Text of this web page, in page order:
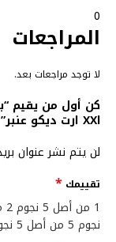
0
المراجعات
لا توجد مراجعات بعد.
كن أول من يقيم
XXl ارت ديكو عنبر”
لن يتم نشر عنوان
تقييمك *
1 من أصل 5 نجوم 2 من أصل 5 نجوم
نجوم 5 من أصل 5 نجوم